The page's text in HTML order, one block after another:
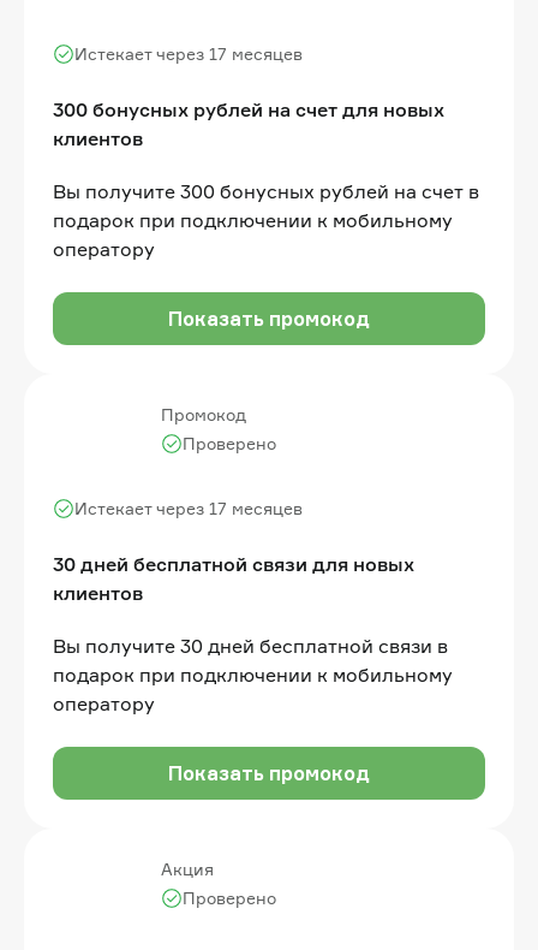
300 бонусных рублей на счет для новых
клиентов
Истекает через 17 месяцев
Вы получите 300 бонусных рублей на счет в
подарок при подключении к мобильному
оператору
Показать промокод
Промокод
30 дней бесплатной связи для новых
клиентов
Истекает через 17 месяцев
Проверено
Вы получите 30 дней бесплатной связи в
подарок при подключении к мобильному
оператору
Показать промокод
Акция
Проверено